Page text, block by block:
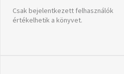
Csak bejelentkezett felhasználók
értékelhetik a könyvet.